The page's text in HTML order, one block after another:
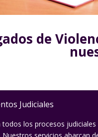
de
Judiciales
los procesos judiciales